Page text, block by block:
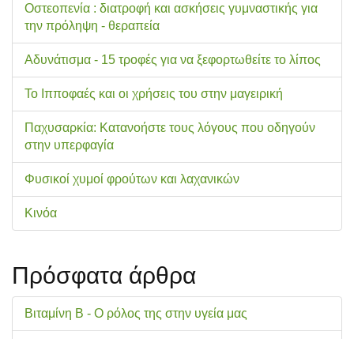
Οστεοπενία : διατροφή και ασκήσεις γυμναστικής για
την πρόληψη - θεραπεία
Αδυνάτισμα - 15 τροφές για να ξεφορτωθείτε το λίπος
Το Ιπποφαές και οι χρήσεις του στην μαγειρική
Παχυσαρκία: Κατανοήστε τους λόγους που οδηγούν
στην υπερφαγία
Φυσικοί χυμοί φρούτων και λαχανικών
Κινόα
Πρόσφατα άρθρα
Βιταμίνη Β - Ο ρόλος της στην υγεία μας